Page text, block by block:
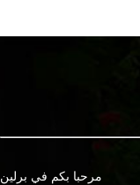
مرحبا بكم في برلين